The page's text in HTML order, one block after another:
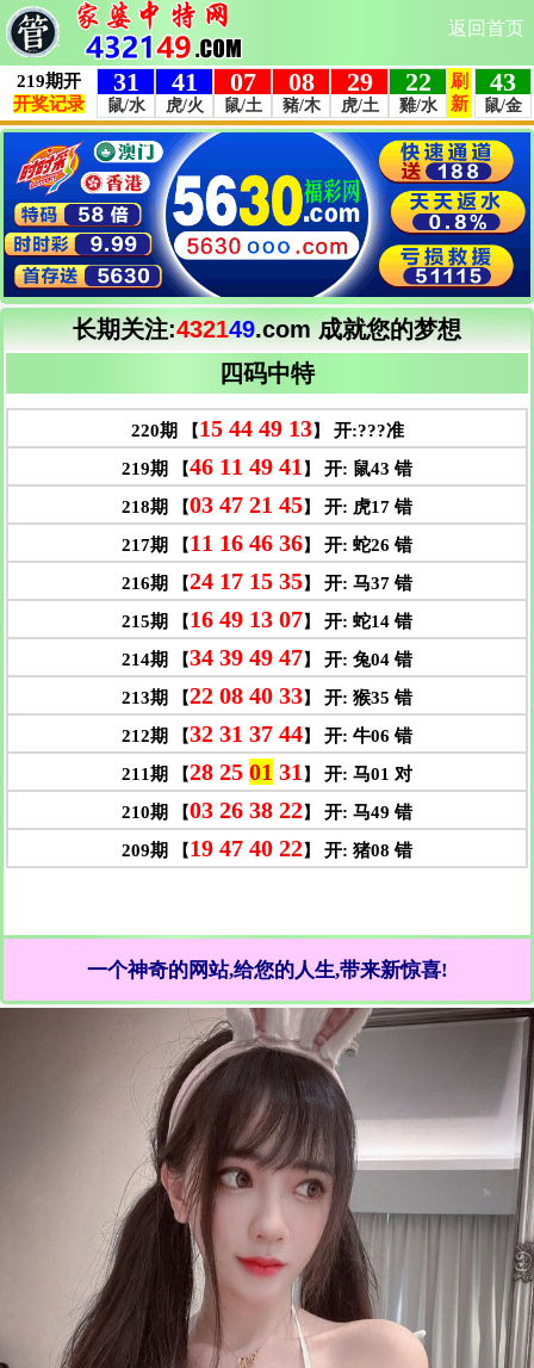
返回首页
长期关注:432149.com成就您的梦想
一个神奇的网站,给您的人生,带来新惊喜!